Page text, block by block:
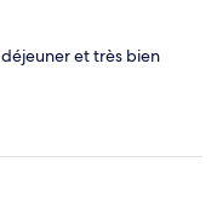
et très bien